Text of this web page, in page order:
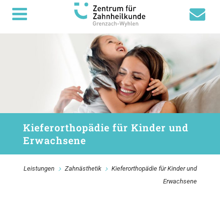
Kieferorthopädie für Kinder und
Erwachsene
Leistungen Zahnästhetik
Kieferorthopädie für Kinder und
Erwachsene